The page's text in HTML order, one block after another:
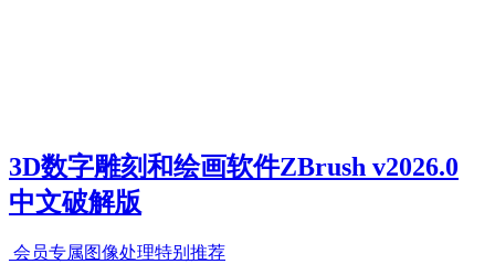
3D数字雕刻和绘画软件ZBrush v2026.0
中文破解版
会员专属图像处理特别推荐